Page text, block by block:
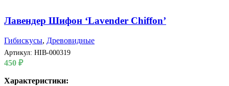
Лавендер Шифон ‘Lavender Chiffon’
Гибискусы, Древовидные
Артикул: HIB-000319
450 ₽
Характеристики: